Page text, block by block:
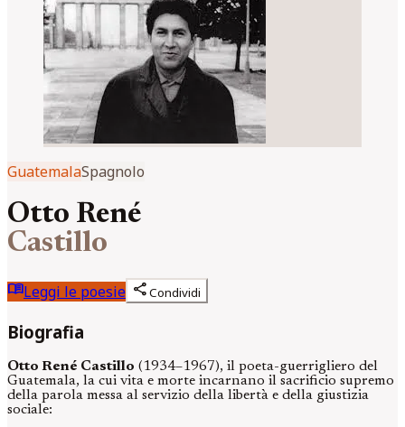
GuatemalaSpagnolo
Otto René
Castillo
menu_bookLeggi le poesie shareCondividi
Biografia
Otto René Castillo (1934–1967), il poeta-guerrigliero del
Guatemala, la cui vita e morte incarnano il sacrificio supremo
della parola messa al servizio della libertà e della giustizia
sociale: